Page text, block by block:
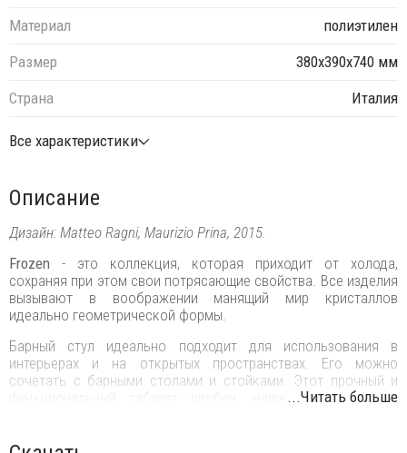
Материал
полиэтилен
Размер
380х390х740 мм
Страна
Италия
Все характеристики
Описание
Дизайн: Matteo Ragni, Maurizio Prina, 2015.
Frozen - это коллекция, которая приходит от холода,
сохраняя при этом свои потрясающие свойства. Все изделия
вызывают в воображении манящий мир кристаллов
идеально геометрической формы.
Барный стул идеально подходит для использования в
интерьерах и на открытых пространствах. Его можно
сочетать с барными столами и стойками. Этот прочный и
функциональный табурет удобен, универсален и легко
Особенности:
...Читать больше